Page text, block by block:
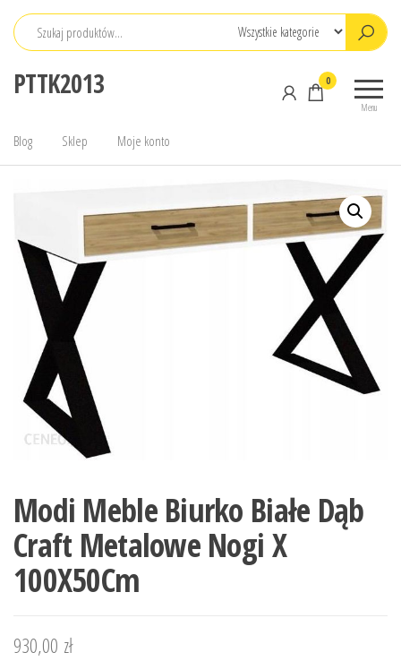
Przejdź
PTTK2013
Menu
0
Blog Sklep Moje konto
Modi Meble Biurko Białe Dąb
Craft Metalowe Nogi X
100X50Cm
930,00 zł